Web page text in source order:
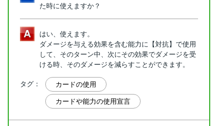
た時に使えますか？
はい、使えます。
ダメージを与える効果を含む能力に【対抗】で使用
して、そのターン中、次にその効果でダメージを受
ける時、そのダメージを減らすことができます。
タグ： カードの使用
カードや能力の使用宣言